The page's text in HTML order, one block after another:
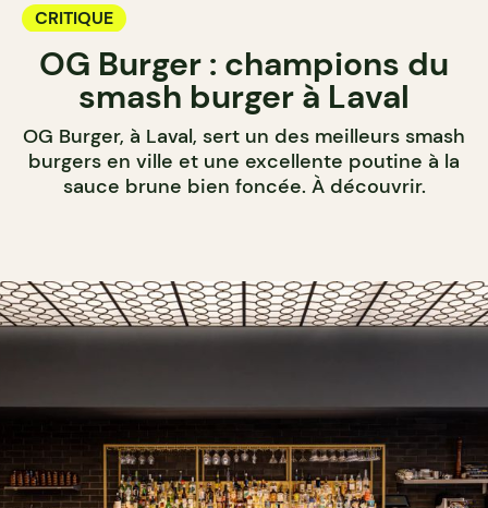
CRITIQUE
OG Burger : champions du
smash burger à Laval
OG Burger, à Laval, sert un des meilleurs smash
burgers en ville et une excellente poutine à la
sauce brune bien foncée. À découvrir.